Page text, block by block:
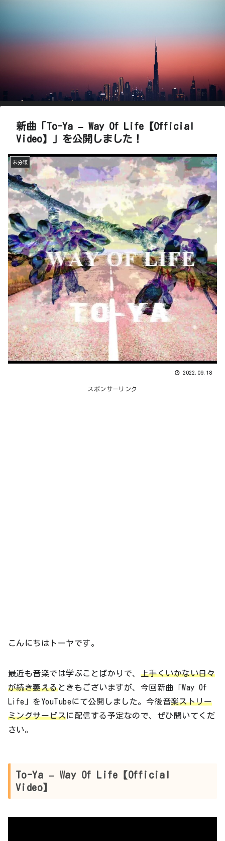
新曲「To-Ya – Way Of Life【Official
Video】」を公開しました！
未分類
2022.09.18
スポンサーリンク
こんにちはトーヤです。
最近も音楽では学ぶことばかりで、 上手くいかない日々
が続き萎えるときもございますが、今回新曲「Way Of
Life」をYouTubeにて公開しました。今後音楽ストリー
ミングサービスに配信する予定なので、ぜひ聞いてくだ
さい。
To-Ya – Way Of Life【Official
Video】